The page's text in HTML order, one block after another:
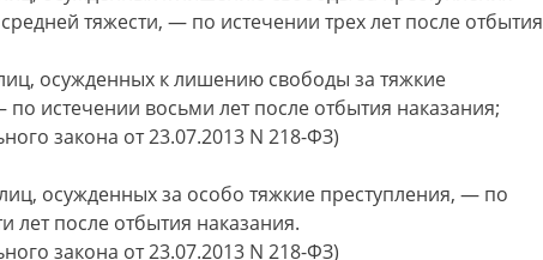
тяжести, — по истечении трех лет после отбытия
осужденных к лишению свободы за тяжкие
по истечении восьми лет после отбытия наказания;
закона от 23.07.2013 N 218-ФЗ)
осужденных за особо тяжкие преступления, — по
лет после отбытия наказания.
закона от 23.07.2013 N 218-ФЗ)